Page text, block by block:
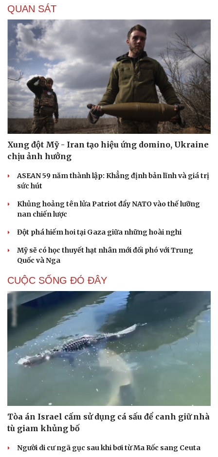
QUAN SÁT
Xung đột Mỹ - Iran tạo hiệu ứng domino, Ukraine
chịu ảnh hưởng
ASEAN 59 năm thành lập: Khẳng định bản lĩnh và giá trị
sức hút
Khủng hoảng tên lửa Patriot đẩy NATO vào thế lưỡng
nan chiến lược
Đột phá hiếm hoi tại Gaza giữa những hoài nghi
Mỹ sẽ có học thuyết hạt nhân mới đối phó với Trung
Quốc và Nga
CUỘC SỐNG ĐÓ ĐÂY
Tòa án Israel cấm sử dụng cá sấu để canh giữ nhà
tù giam khủng bố
Người di cư ngã gục sau khi bơi từ Ma Rốc sang Ceuta